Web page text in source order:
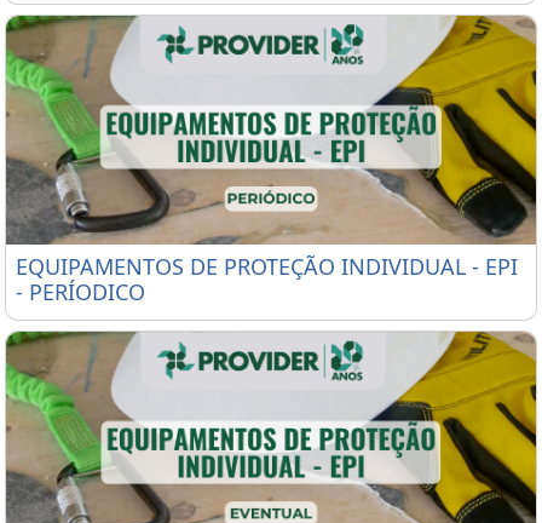
EQUIPAMENTOS DE PROTEÇÃO INDIVIDUAL - EPI -
EQUIPAMENTOS DE PROTEÇÃO INDIVIDUAL - EPI
- PERÍODICO